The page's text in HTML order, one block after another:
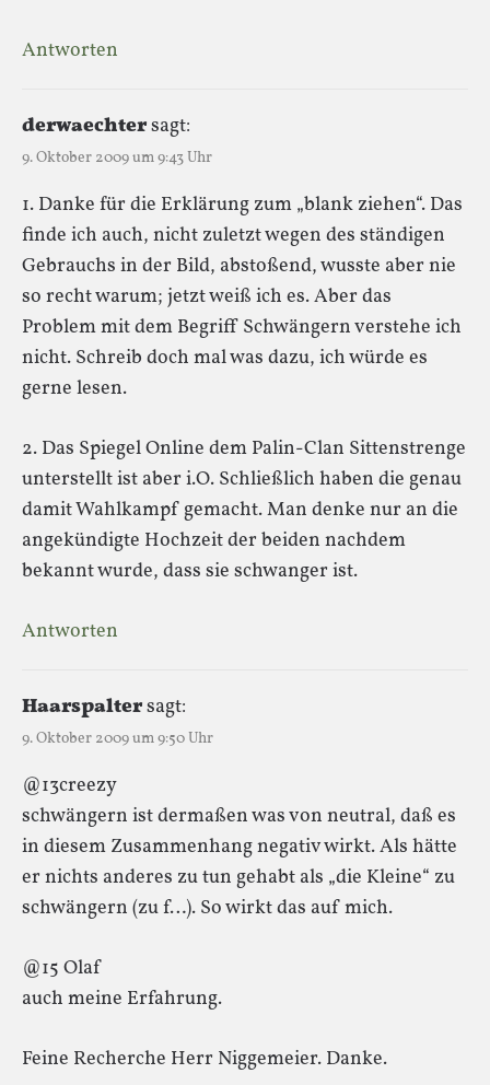
Antworten
derwaechtersagt:
9. Oktober 2009 um 9:43 Uhr
1. Danke für die Erklärung zum „blank ziehen“. Das
finde ich auch, nicht zuletzt wegen des ständigen
Gebrauchs in der Bild, abstoßend, wusste aber nie
so recht warum; jetzt weiß ich es. Aber das
Problem mit dem Begriff Schwängern verstehe ich
nicht. Schreib doch mal was dazu, ich würde es
gerne lesen.
2. Das Spiegel Online dem Palin-Clan Sittenstrenge
unterstellt ist aber i.O. Schließlich haben die genau
damit Wahlkampf gemacht. Man denke nur an die
angekündigte Hochzeit der beiden nachdem
bekannt wurde, dass sie schwanger ist.
Antworten
Haarspaltersagt:
9. Oktober 2009 um 9:50 Uhr
@13creezy
schwängern ist dermaßen was von neutral, daß es
in diesem Zusammenhang negativ wirkt. Als hätte
er nichts anderes zu tun gehabt als „die Kleine“ zu
schwängern (zu f…). So wirkt das auf mich.
@15 Olaf
auch meine Erfahrung.
Feine Recherche Herr Niggemeier. Danke.